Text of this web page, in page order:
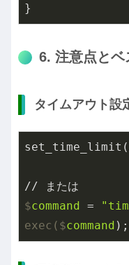
}
6. 注意点とベ
タイムアウト設
$command =
exec($command );